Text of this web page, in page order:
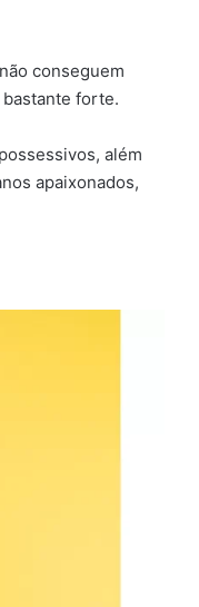
conseguem
forte.
além
apaixonados,